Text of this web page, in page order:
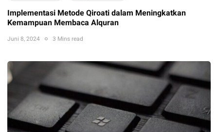
Implementasi Metode Qiroati dalam Meningkatkan
Kemampuan Membaca Alquran
Juni 8, 2024 3 Mins read